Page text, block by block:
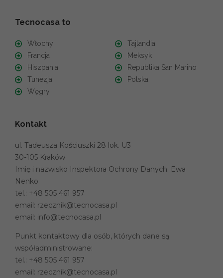
Tecnocasa to
Włochy
Francja
Hiszpania
Tunezja
Węgry
Tajlandia
Meksyk
Republika San Marino
Polska
Kontakt
ul. Tadeusza Kościuszki 28 lok. U3
30-105 Kraków
Imię i nazwisko Inspektora Ochrony Danych: Ewa
Nenko
tel.: +48 505 461 957
email: rzecznik@tecnocasa.pl
email: info@tecnocasa.pl
Punkt kontaktowy dla osób, których dane są
współadministrowane:
tel.: +48 505 461 957
email: rzecznik@tecnocasa.pl